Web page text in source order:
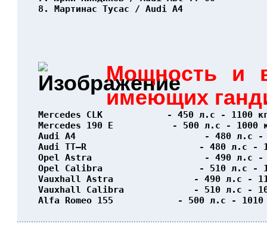
8. Мартинас Тусас / Audi A4
Мощность и
имеющих
Mercedes CLK            - 450 л.с - 1100
Mercedes 190 E           - 500 л.с - 1000
Audi A4                        - 480 л.с -
Audi TT–R                     - 480 л.с -
Opel Astra                     - 490 л.с -
Opel Calibra                  - 510 л.с -
Vauxhall Astra               - 490 л.с -
Vauxhall Calibra             - 510 л.с -
Alfa Romeo 155            - 500 л.с - 1010